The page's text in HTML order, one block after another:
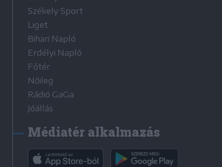
Székely Sport
Liget
Bihari Napló
Erdélyi Napló
Főtér
Nőileg
Rádió GaGa
Jóállás
Médiatér alkalmazás